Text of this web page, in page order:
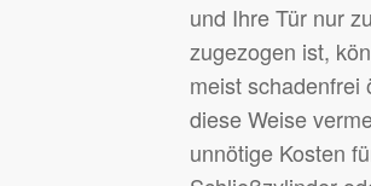
und Ihre Tür nur
zugezogen ist,
meist schadenfrei
diese Weise
unnötige Kosten